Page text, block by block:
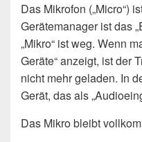
Das Mikrofon („Micro“)
Gerätemanager ist das
„Mikro“ ist weg. Wenn
Geräte“ anzeigt, ist der
nicht mehr geladen. In
Gerät, das als
Das Mikro bleibt